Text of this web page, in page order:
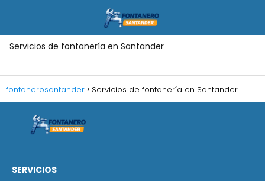
Servicios de fontanería en Santander
fontanerosantander Servicios de fontanería en Santander
SERVICIOS